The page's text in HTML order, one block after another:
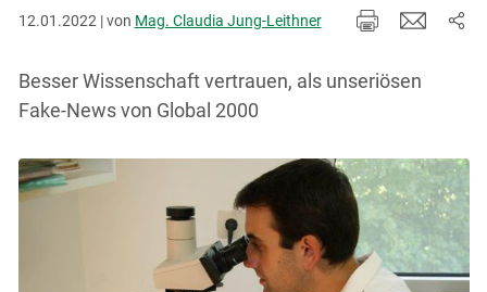
12.01.2022 | von Mag. Claudia Jung-Leithner
Besser Wissenschaft vertrauen, als unseriösen
Fake-News von Global 2000